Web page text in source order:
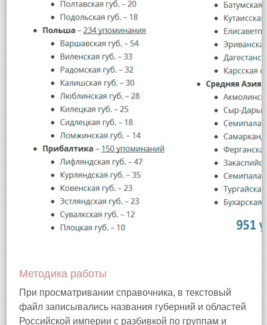
Методика работы
При просматривании справочника, в текстовый
файл записывались названия губерний и областей
Российской империи с разбивкой по группам и